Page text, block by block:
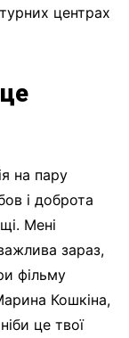
центрах
на пару
і доброта
Мені
зараз,
фільму
Кошкіна,
це твої